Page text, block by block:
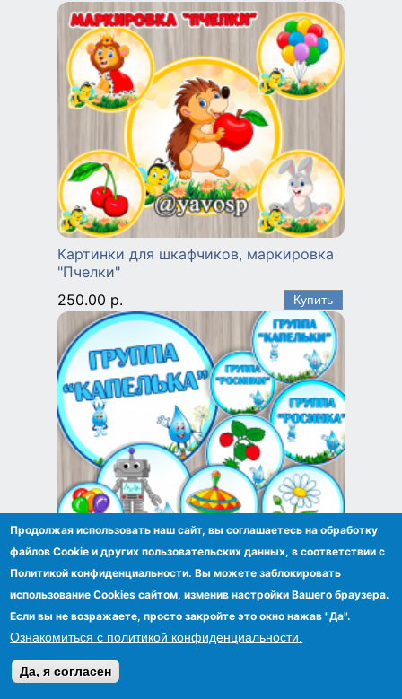
Картинки для шкафчиков, маркировка
"Пчелки"
250.00 р.
Картинки для шкафчиков, маркировка
"Капелька", "Росинка"
250.00 р.
Продолжая использовать наш сайт, вы соглашаетесь на обработку
файлов Сookie и других пользовательских данных, в соответствии с
Политикой конфиденциальности. Вы можете заблокировать
использование Cookies сайтом, изменив настройки Вашего браузера.
Если вы не возражаете, просто закройте это окно нажав "Да".
Ознакомиться с политикой конфиденциальности.
Да, я согласен